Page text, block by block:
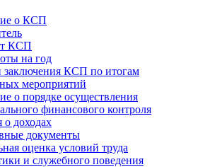
о КСП
КСП
на год
заключения КСП по итогам
мероприятий
о порядке осуществления
финансового контроля
о доходах
документы
оценка условий труда
и служебного поведения